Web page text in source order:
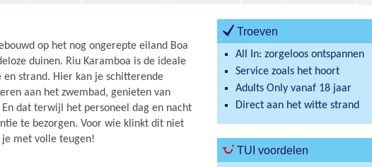
op het nog ongerepte eiland Boa
duinen. Riu Karamboa is de ideale
en strand. Hier kan je schitterende
aan het zwembad, genieten van
dat terwijl het personeel dag en nacht
te bezorgen. Voor wie klinkt dit niet
met volle teugen!
Troeven
All In: zorgeloos ontspannen
Service zoals het hoort
Adults Only vanaf 18 jaar
Direct aan het witte strand
TUI voordelen